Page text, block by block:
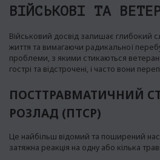
ВІЙСЬКОВІ ТА
Військовий досвід залишає глибокий
життя та вимагаючи радикальної
проблеми, з якими стикаються
гострі та відстрочені, і часто вони
ПОСТТРАВМАТИЧНИЙ
РОЗЛАД (ПТСР)
Це найбільш відомий та поширений
затяжна реакція на одну або кілька